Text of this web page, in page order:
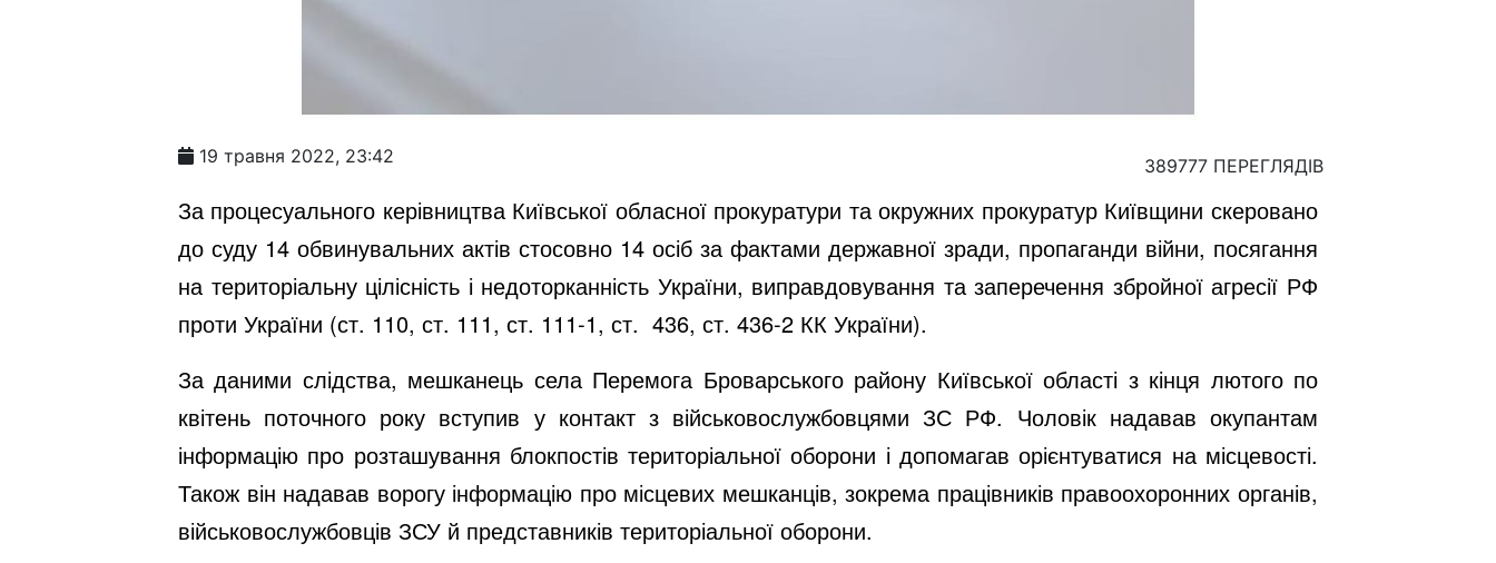
19 травня 2022, 23:42 389777 ПЕРЕГЛЯДІВ
За процесуального керівництва Київської обласної прокуратури та окружних прокуратур Київщини скеровано
до суду 14 обвинувальних актів стосовно 14 осіб за фактами державної зради, пропаганди війни, посягання
на територіальну цілісність і недоторканність України, виправдовування та заперечення збройної агресії РФ
проти України (ст. 110, ст. 111, ст. 111-1, ст. 436, ст. 436-2 КК України).
За даними слідства, мешканець села Перемога Броварського району Київської області з кінця лютого по
квітень поточного року вступив у контакт з військовослужбовцями ЗС РФ. Чоловік надавав окупантам
інформацію про розташування блокпостів територіальної оборони і допомагав орієнтуватися на місцевості.
Також він надавав ворогу інформацію про місцевих мешканців, зокрема працівників правоохоронних органів,
військовослужбовців ЗСУ й представників територіальної оборони.